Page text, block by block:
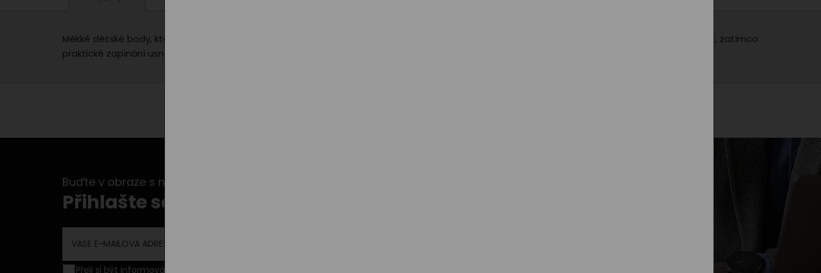
Měkké dětské body, které je navrženo s ohledem na pohodlí a citlivou pokožku nejmenších. Motiv balónu nebo duhy přidává hravý a veselý prvek, zatímco
praktické zapínání usnadňuje převlékání. K dispozici v několika barevných variantách, ideální pro každodenní nošení i spaní.
Buďte v obraze s našimi newslettery...
Přihlašte se k odběru novinek
Přeji si být informován o novinkách a akčních nabídkách e-mailem a souhlasím se